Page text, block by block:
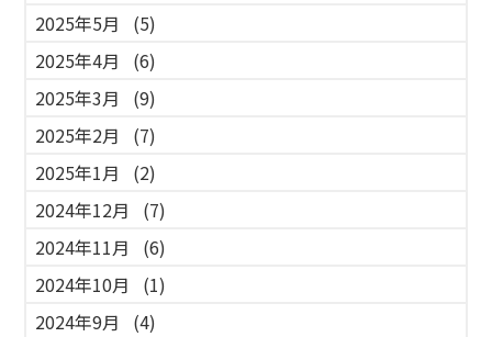
2025年5月
(5)
2025年4月
(6)
2025年3月
(9)
2025年2月
(7)
2025年1月
(2)
2024年12月
(7)
2024年11月
(6)
2024年10月
(1)
2024年9月
(4)